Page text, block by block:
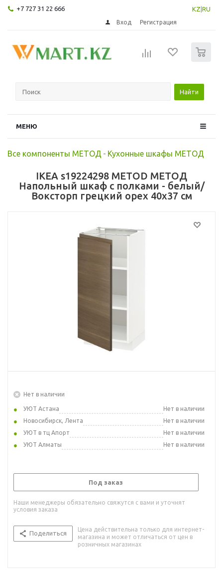
+7 727 31 22 666 KZ RU
Вход Регистрация
Найти
МЕНЮ
Все компоненты МЕТОД - Кухонные шкафы МЕТОД
IKEA s19224298 METOD МЕТОД
Напольный шкаф с полками - белый/
Воксторп грецкий орех 40x37 см
Нет в наличии
УЮТ Астана
Нет в наличии
Новосибирск, Лента
Нет в наличии
УЮТ в тц Апорт
Нет в наличии
УЮТ Алматы
Нет в наличии
Под заказ
Наши менеджеры обязательно свяжутся с вами и уточнят
условия заказа
Поделиться
Цена действительна только для интернет-
магазина и может отличаться от цен в
розничных магазинах